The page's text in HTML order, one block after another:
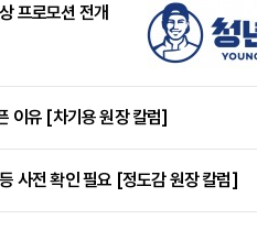
프로모션 전개
이유 [차기용 원장 칼럼]
사전 확인 필요 [정도감 원장 칼럼]